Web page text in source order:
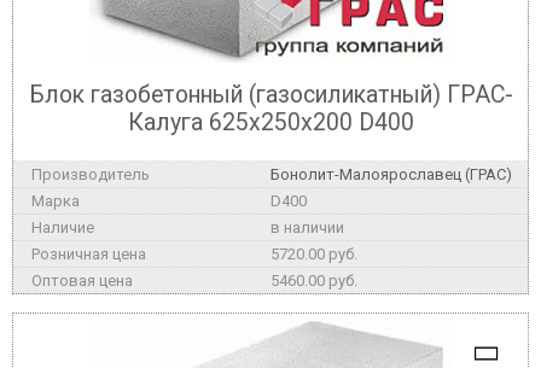
Блок газобетонный (газосиликатный) ГРАС-
Калуга 625x250x200 D400
Бонолит-Малоярославец (ГРАС)
D400
в наличии
5720.00 руб.
5460.00 руб.